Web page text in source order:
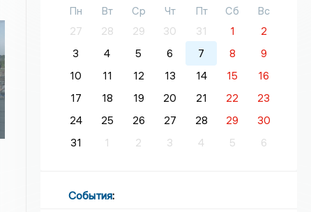
Пн Вт Ср Чт Пт Сб
Вс
27
28 29 30 31 1
2
3
4 5 6 7 8
9
10
11 12 13 14 15
16
17
18 19 20 21 22
23
24
25 26 27 28 29
30
31
1 2 3 4 5 6
События: